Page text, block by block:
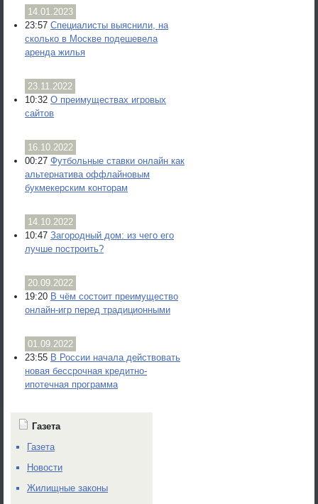
14.01.2023
23:57 Специалисты выяснили, на
сколько в Москве подешевела
аренда жилья
23.11.2022
10:32 О преимуществах игровых
сайтов
16.10.2022
00:27 Футбольные ставки онлайн как
альтернатива оффлайновым
букмекерским конторам
14.10.2022
10:47 Загородный дом: из чего его
лучше построить?
20.09.2022
19:20 В чём состоит преимущество
онлайн-игр перед традиционными
01.09.2022
23:55 В России начала действовать
новая бессрочная кредитно-
ипотечная программа
Газета
Газета
Новости
Жилищные законы